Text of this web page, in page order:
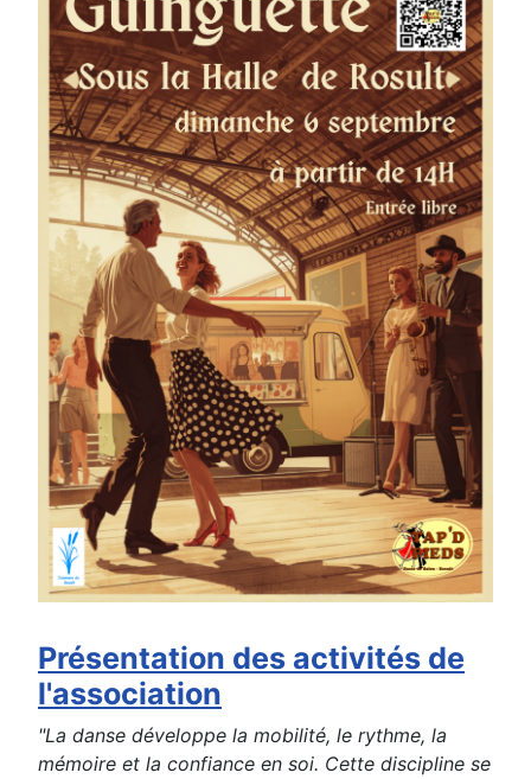
Présentation des activités de
l'association
"La danse développe la mobilité, le rythme, la
mémoire et la confiance en soi. Cette discipline se